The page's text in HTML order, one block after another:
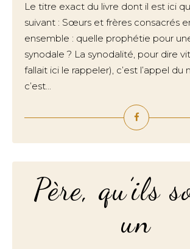
Le titre exact du livre dont il est ici
suivant : Sœurs et frères consacrés
ensemble : quelle prophétie pour
synodale ? La synodalité, pour dire
fallait ici le rappeler), c’est l’appel du
c’est...
Père, qu’ils
un